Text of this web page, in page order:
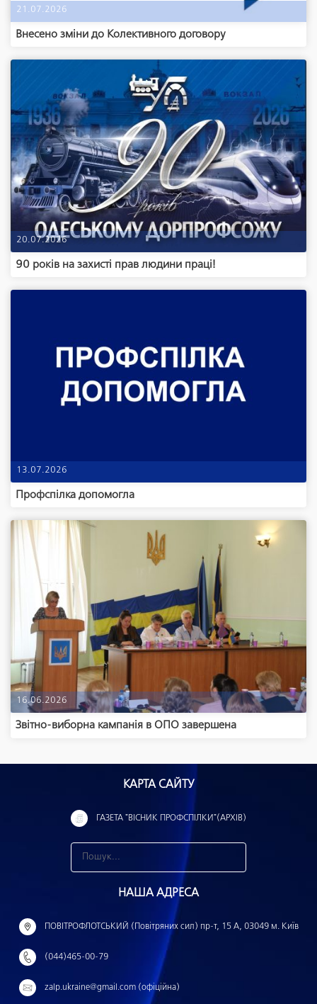
21.07.2026
Внесено зміни до Колективного договору
20.07.2026
90 років на захисті прав людини праці!
13.07.2026
Профспілка допомогла
16.06.2026
Звітно-виборна кампанія в ОПО завершена
КАРТА САЙТУ
ГАЗЕТА "ВІСНИК ПРОФСПІЛКИ"(АРХІВ)
н
й
:
НАША АДРЕСА
ПОВІТРОФЛОТСЬКИЙ (Повітряних сил) пр-т, 15 А, 03049 м. Київ
(044)465-00-79
zalp.ukraine@gmail.com (офіційна)